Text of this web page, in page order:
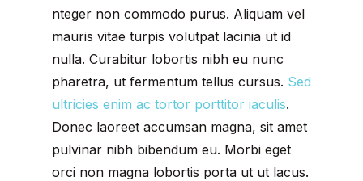
nteger non commodo purus. Aliquam vel
mauris vitae turpis volutpat lacinia ut id
nulla. Curabitur lobortis nibh eu nunc
pharetra, ut fermentum tellus cursus. Sed
ultricies enim ac tortor porttitor iaculis.
Donec laoreet accumsan magna, sit amet
pulvinar nibh bibendum eu. Morbi eget
orci non magna lobortis porta ut ut lacus.